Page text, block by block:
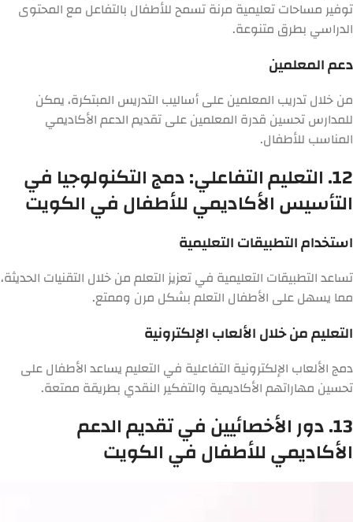
توفير مساحات تعليمية مرنة تسمح للأطفال بالتفاعل مع المحتوى
الدراسي بطرق متنوعة.
دعم المعلمين
من خلال تدريب المعلمين على أساليب التدريس المبتكرة، يمكن
للمدارس تحسين قدرة المعلمين على تقديم الدعم الأكاديمي
المناسب للأطفال.
12. التعليم التفاعلي: دمج التكنولوجيا في
التأسيس الأكاديمي للأطفال في الكويت
استخدام التطبيقات التعليمية
تساعد التطبيقات التعليمية في تعزيز التعلم من خلال التقنيات الحديثة،
مما يسهل على الأطفال التعلم بشكل مرن وممتع.
التعليم من خلال الألعاب الإلكترونية
دمج الألعاب الإلكترونية التفاعلية في التعليم يساعد الأطفال على
تحسين مهاراتهم الأكاديمية والتفكير النقدي بطريقة ممتعة.
13. دور الأخصائيين في تقديم الدعم
الأكاديمي للأطفال في الكويت